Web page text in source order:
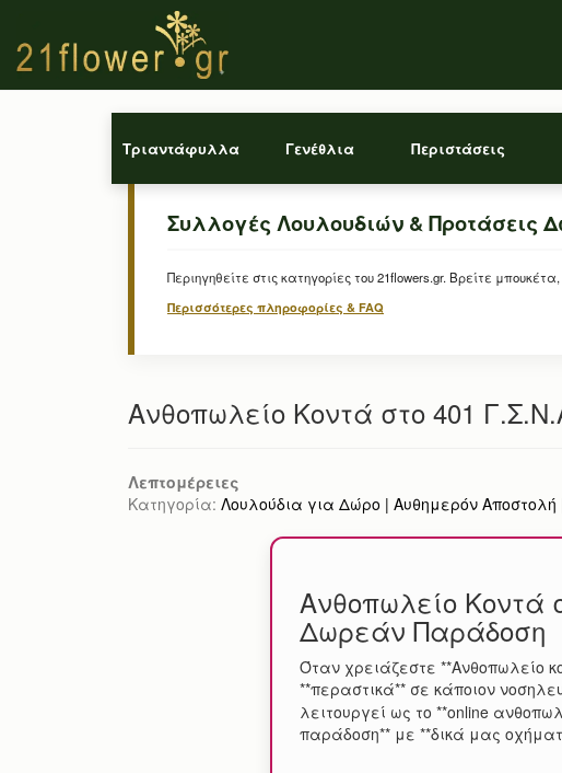
Τριαντάφυλλα Γενέθλια Περιστάσεις
Συλλογές Λουλουδιών & Προτάσεις
Περιηγηθείτε στις κατηγορίες του 21flowers.gr. Βρείτε
Περισσότερες πληροφορίες & FAQ
Ανθοπωλείο Κοντά στο 401
Λεπτομέρειες
Κατηγορία: Λουλούδια για Δώρο | Αυθημερόν Αποστολή
Ανθοπωλείο Κοντά
Δωρεάν Παράδοση
Όταν χρειάζεστε **Ανθοπωλείο
**περαστικά** σε κάποιον
λειτουργεί ως το **online
παράδοση** με **δικά μας